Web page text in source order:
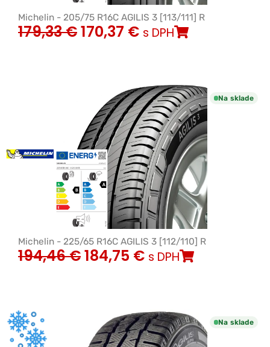
Michelin - 205/75 R16C AGILIS 3 [113/111] R
179,33€170,37 € s DPH
Na sklade
Michelin - 225/65 R16C AGILIS 3 [112/110] R
194,46€184,75 € s DPH
Na sklade